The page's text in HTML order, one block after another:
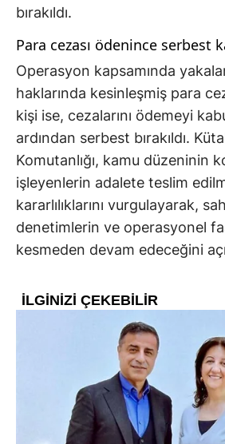
bırakıldı.
Para cezası ödenince serbest
Operasyon kapsamında
haklarında kesinleşmiş para
kişi ise, cezalarını ödemeyi
ardından serbest bırakıldı.
Komutanlığı, kamu düzeninin
işleyenlerin adalete teslim
kararlılıklarını vurgulayarak,
denetimlerin ve operasyonel
kesmeden devam edeceğini